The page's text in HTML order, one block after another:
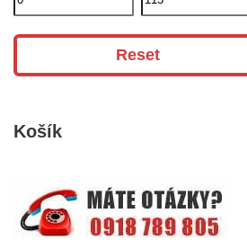
Reset
Košík